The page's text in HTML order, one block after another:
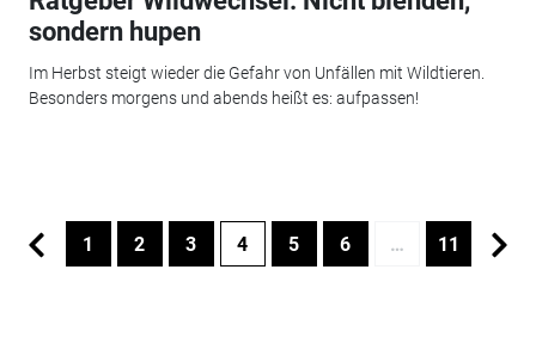
sondern hupen
Im Herbst steigt wieder die Gefahr von Unfällen mit Wildtieren.
Besonders morgens und abends heißt es: aufpassen!
1 2 3 4 5 6 … 11